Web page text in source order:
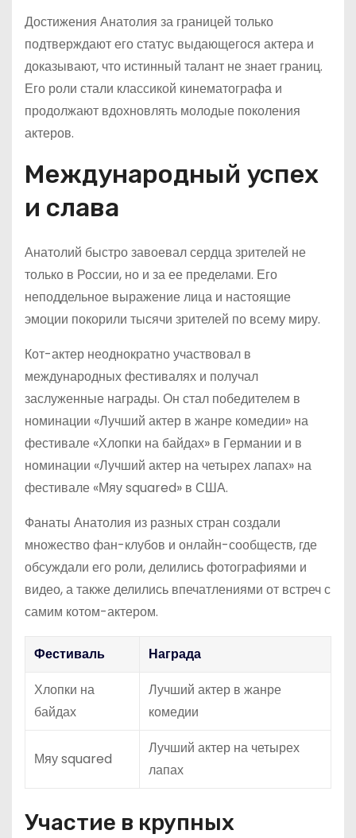
Достижения Анатолия за границей только
подтверждают его статус выдающегося актера и
доказывают, что истинный талант не знает границ.
Его роли стали классикой кинематографа и
продолжают вдохновлять молодые поколения
актеров.
Международный успех
и слава
Анатолий быстро завоевал сердца зрителей не
только в России, но и за ее пределами. Его
неподдельное выражение лица и настоящие
эмоции покорили тысячи зрителей по всему миру.
Кот-актер неоднократно участвовал в
международных фестивалях и получал
заслуженные награды. Он стал победителем в
номинации «Лучший актер в жанре комедии» на
фестивале «Хлопки на байдах» в Германии и в
номинации «Лучший актер на четырех лапах» на
фестивале «Мяу squared» в США.
Фанаты Анатолия из разных стран создали
множество фан-клубов и онлайн-сообществ, где
обсуждали его роли, делились фотографиями и
видео, а также делились впечатлениями от встреч с
самим котом-актером.
Фестиваль
Награда
Хлопки на
байдах
Лучший актер в жанре
комедии
Мяу squared
Лучший актер на четырех
лапах
Участие в крупных